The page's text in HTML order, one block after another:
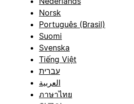
Norsk
Português (Brasil)
Suomi
Svenska
Tiếng Việt
עברית
العربية
ภาษาไทย